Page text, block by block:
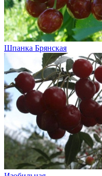
Шпанка Брянская